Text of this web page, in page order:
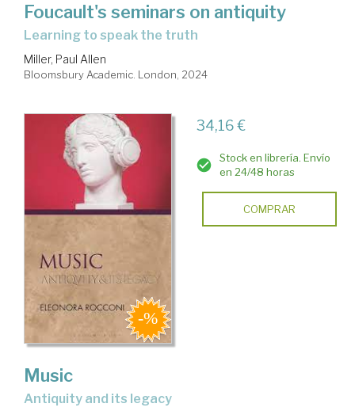
Foucault's seminars on antiquity
learning to speak the truth
Miller, Paul Allen
Bloomsbury Academic. London, 2024
34,16 €
Stock en librería. Envío
en 24/48 horas
COMPRAR
Music
antiquity and its legacy